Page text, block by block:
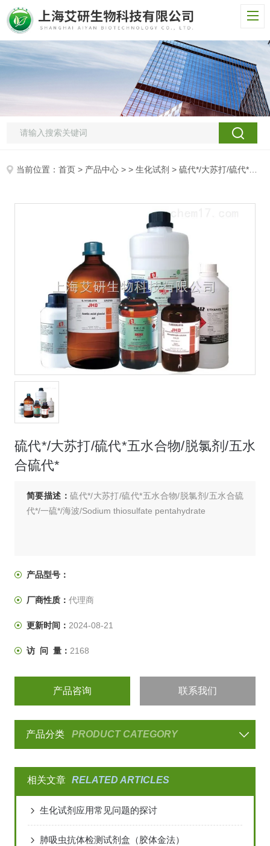
当前位置：首页 > 产品中心 > >生化试剂 > 硫代*/大苏打/硫代*五水合物/脱氯剂/五水合硫代*
硫代*/大苏打/硫代*五水合物/脱氯剂/五水
合硫代*
简要描述：硫代*/大苏打/硫代*五水合物/脱氯剂/五水合硫
代*/一硫*/海波/Sodium thiosulfate pentahydrate
产品型号：
厂商性质： 代理商
更新时间： 2024-08-21
访 问 量： 2168
产品咨询 联系我们
产品分类 PRODUCT CATEGORY
相关文章 RELATED ARTICLES
生化试剂应用常见问题的探讨
肺吸虫抗体检测试剂盒（胶体金法）